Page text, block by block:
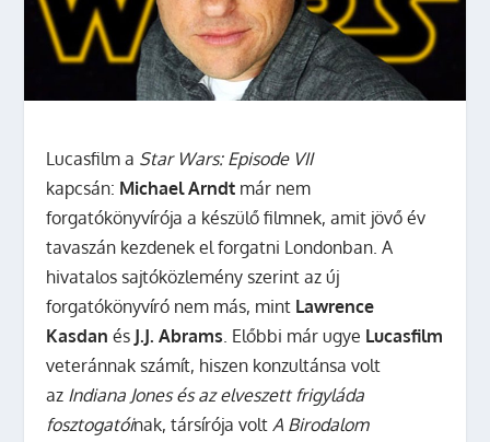
Lucasfilm a Star Wars: Episode VII
kapcsán: Michael Arndt már nem
forgatókönyvírója a készülő filmnek, amit jövő év
tavaszán kezdenek el forgatni Londonban.A
hivatalos sajtóközlemény szerint az új
forgatókönyvíró nem más, mint Lawrence
Kasdanés J.J. Abrams. Előbbi már ugye Lucasfilm
veteránnak számít, hiszen konzultánsa volt
az Indiana Jones és az elveszett frigyláda
fosztogatóinak, társírója voltA Birodalom